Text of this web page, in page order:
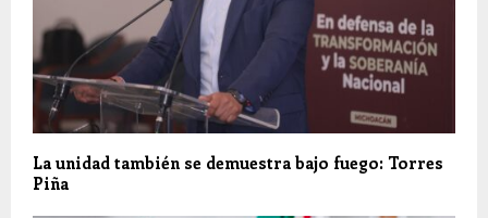
La unidad también se demuestra bajo fuego: Torres
Piña